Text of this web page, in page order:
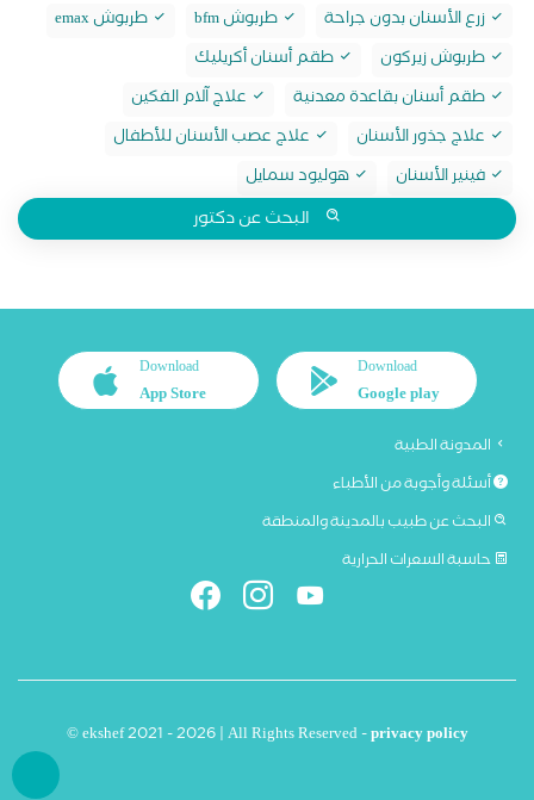
زرع الأسنان بدون جراحة
طربوش bfm
طربوش emax
طربوش زيركون
طقم أسنان أكريليك
طقم أسنان بقاعدة معدنية
علاج آلام الفكين
علاج جذور الأسنان
علاج عصب الأسنان للأطفال
فينير الأسنان
هوليود سمايل
البحث عن دكتور
Download
Google play
Download
App Store
المدونة الطبية
أسئلة وأجوبة من الأطباء
البحث عن طبيب بالمدينة والمنطقة
حاسبة السعرات الحرارية
© ekshef 2021 - 2026 | All Rights Reserved -privacy policy